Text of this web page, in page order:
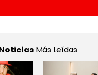
Noticias Más Leídas